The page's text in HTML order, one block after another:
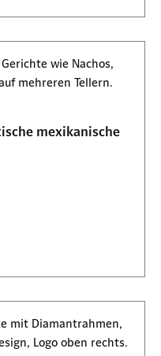
mexikanische